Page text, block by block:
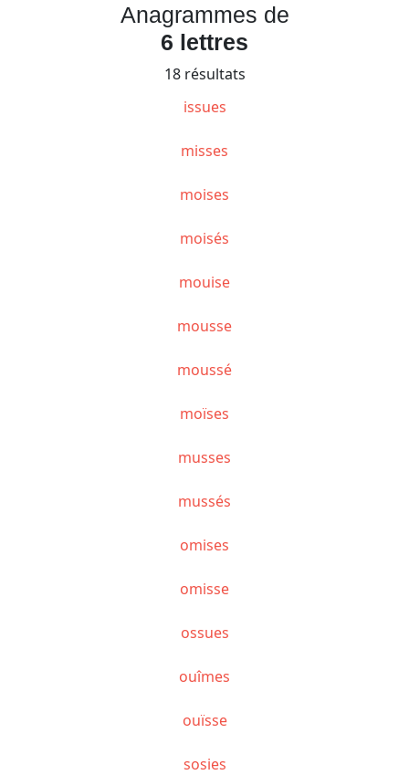
Anagrammes de
6 lettres
18 résultats
issues
misses
moises
moisés
mouise
mousse
moussé
moïses
musses
mussés
omises
omisse
ossues
ouîmes
ouïsse
sosies